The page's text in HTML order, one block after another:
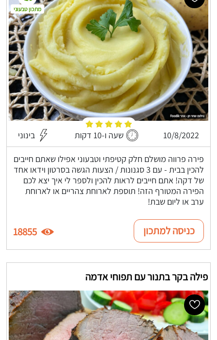
10/8/2022 שעה ו-10 דקות בינוני
פירה פרווה מושלם חלק קטיפתי וטבעוני אפילו שאתם חייבים
להכין בבית - עם 3 סגנונות / הצעות הגשה בסרטון וידאו אחד
של דקה! אתם חייבים לראות להכין ולספר לי איך יצא לכם
הפירה המטורף הזה! תוספת לארוחת צהריים או לארוחת
ערב או ליום שבת!
מתכון טבעוני
כניסה למתכון 18855
פילה בקר בתנור עם תפוחי אדמה